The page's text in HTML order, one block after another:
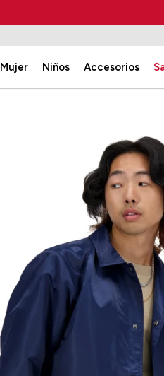
Mujer Niños Accesorios